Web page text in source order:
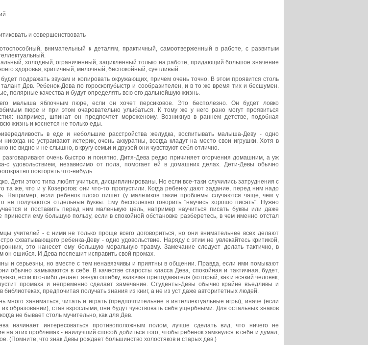
и совершенствовать
внимательный к деталям, практичный, самоотверженный в работе, с развитым
холодный, ограниченный, зацикленный только на работе, придающий большое значение
здоровья, критичный, мелочный, беспокойный, суетливый.
подражать звукам и копировать окружающих, причем очень точно. В этом проявится столь
Дев. Ребенок-Дева по гороскопубыстр и сообразителен, и в то же время тих и бесшумен.
полярные качества и будут определять всю его дальнейшую жизнь.
малыша яблочным пюре, если он хочет персиковое. Это бесполезно. Он будет ловко
пюре и при этом очаровательно улыбаться. К тому же у него рано могут проявиться
например, шпинат он предпочтет мороженому. Возникнув в раннем детстве, подобная
жизнь и коснется не только еды.
в еде и небольшие расстройства желудка, воспитывать малыша-Деву - одно
не устраивают истерик, очень аккуратны, всегда кладут на место свои игрушки. Хотя в
не видно и не слышно, в кругу семьи и друзей они чувствуют себя отлично.
очень быстро и понятно. Дитя-Дева редко причиняет огорчения домашним, а уж
с удовольствием, независимо от пола, помогает ей в домашних делах. Дети-Девы обычно
повторять что-нибудь.
Дети этого типа любят учиться, дисциплинированы. Но если все-таки случились затруднения с
та же, что и у Козерогов: они что-то пропустили. Когда ребенку дают задание, перед ним надо
Например, если ребенок плохо пишет (у мальчиков такие проблемы случаются чаще, чем у
не получаются отдельные буквы. Ему бесполезно говорить "научись хорошо писать". Нужно
и поставить перед ним маленькую цель, например научиться писать буквы или даже
ему большую пользу, если в спокойной обстановке разберетесь, в чем именно отстал
учителей - с ними не только проще всего договориться, но они внимательнее всех делают
схватывающего ребенка-Деву - одно удовольствие. Наряду с этим не увлекайтесь критикой,
это нанесет ему большую моральную травму. Замечание следует делать тактично, в
он ошибся. И Дева поспешит исправить свой промах.
и серьезны, но вместе с тем ненавязчивы и приятны в общении. Правда, если ими помыкают
обычно замыкаются в себе. В качестве старосты класса Дева, спокойная и тактичная, будет,
если кто-либо делает явную ошибку, включая преподавателя (который, как и всякий человек,
промаха и непременно сделает замечание. Студенты-Девы обычно крайне въедливы и
библиотеках, предпочитая получать знания из книг, а не из уст даже авторитетных людей.
много заниматься, читать и играть (предпочтительнее в интеллектуальные игры), иначе (если
образовании), став взрослыми, они будут чувствовать себя ущербными. Для остальных знаков
не бывает столь мучительно, как для Дев.
начинает интересоваться противоположным полом, лучше сделать вид, что ничего не
на этих проблемах - наилучший способ добиться того, чтобы ребенок замкнулся в себе и думал,
(Помните, что знак Девы рождает большинство холостяков и старых дев.)